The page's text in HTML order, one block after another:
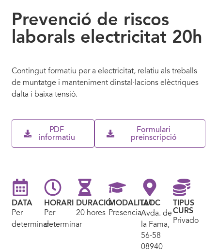
Prevenció de riscos
laborals electricitat 20h
Contingut formatiu per a electricitat, relatiu als treballs
de muntatge i manteniment dinstal·lacions elèctriques
dalta i baixa tensió.
PDF
informatiu
Formulari
preinscripció
DATA
Per
determinar
HORARI
Per
determinar
DURACIÓ
20 hores
MODALITAT
Presencial
LLOC
Avda. de
la Fama,
56-58
08940
TIPUS
CURS
Privado